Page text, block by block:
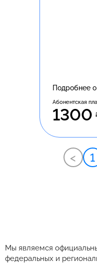
Подробнее
Абонентская
1300
< 1
Мы являемся
федеральных и